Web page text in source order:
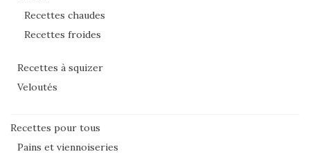
Recettes chaudes
Recettes froides
Recettes à squizer
Veloutés
Recettes pour tous
Pains et viennoiseries